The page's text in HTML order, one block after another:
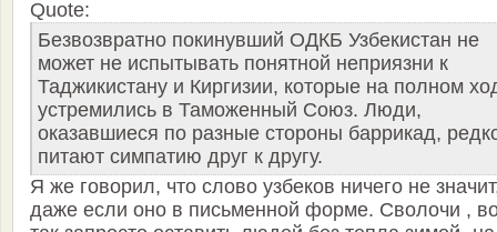
Quote:
Безвозвратно покинувший ОДКБ Узбекистан не
может не испытывать понятной неприязни к
Таджикистану и Киргизии, которые на полном
устремились в Таможенный Союз. Люди,
оказавшиеся по разные стороны баррикад,
питают симпатию друг к другу.
Я же говорил, что слово узбеков ничего не
даже если оно в письменной форме. Сволочи ,